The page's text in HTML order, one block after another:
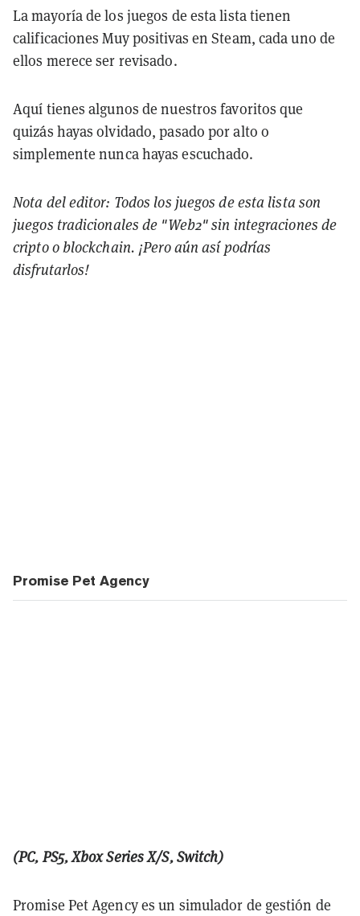
La mayoría de los juegos de esta lista tienen
calificaciones Muy positivas en Steam, cada uno de
ellos merece ser revisado.
Aquí tienes algunos de nuestros favoritos que
quizás hayas olvidado, pasado por alto o
simplemente nunca hayas escuchado.
Nota del editor: Todos los juegos de esta lista son
juegos tradicionales de "Web2" sin integraciones de
cripto o blockchain. ¡Pero aún así podrías
disfrutarlos!
Promise Pet Agency
(PC, PS5, Xbox Series X/S, Switch)
Promise Pet Agency es un simulador de gestión de